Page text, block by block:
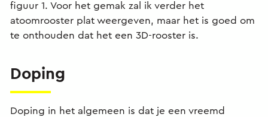
figuur 1. Voor het gemak zal ik verder het
atoomrooster plat weergeven, maar het is goed om
te onthouden dat het een 3D-rooster is.
Doping
Doping in het algemeen is dat je een vreemd